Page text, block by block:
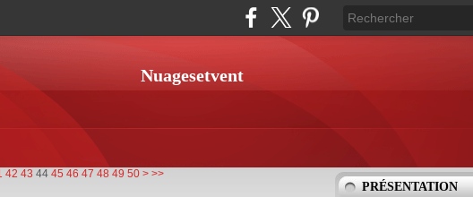
Nuagesetvent
42 43 44 45 46 47 48 49 50 60
70
80
90
100
> >>
PRÉSENTATION